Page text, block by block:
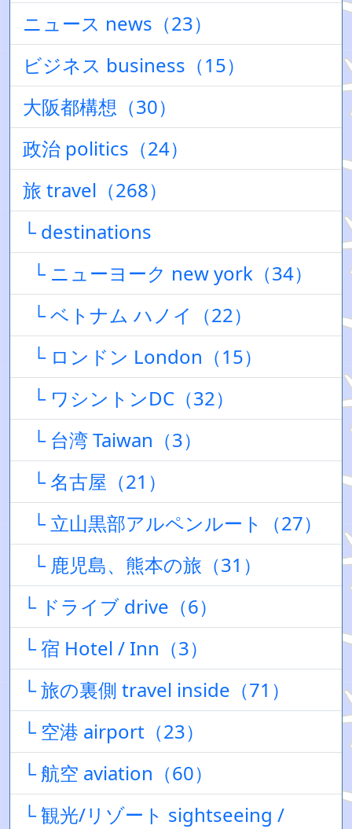
ニュース news（23）
ビジネス business（15）
大阪都構想（30）
政治 politics（24）
旅 travel（268）
└ destinations
└ ニューヨーク new york（34）
└ ベトナム ハノイ（22）
└ ロンドン London（15）
└ ワシントンDC（32）
└ 台湾 Taiwan（3）
└ 名古屋（21）
└ 立山黒部アルペンルート（27）
└ 鹿児島、熊本の旅（31）
└ ドライブ drive（6）
└ 宿 Hotel / Inn（3）
└ 旅の裏側 travel inside（71）
└ 空港 airport（23）
└ 航空 aviation（60）
└ 観光/リゾート sightseeing /